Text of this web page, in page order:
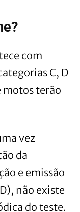
com
C, D
motos terão
vez
da
e emissão
não existe
do teste.